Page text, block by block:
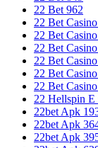
22 Bet 962
22 Bet
22 Bet
22 Bet
22 Bet
22 Bet
22 Bet
22 Hellspin E
22bet Apk
22bet Apk
22bet Apk